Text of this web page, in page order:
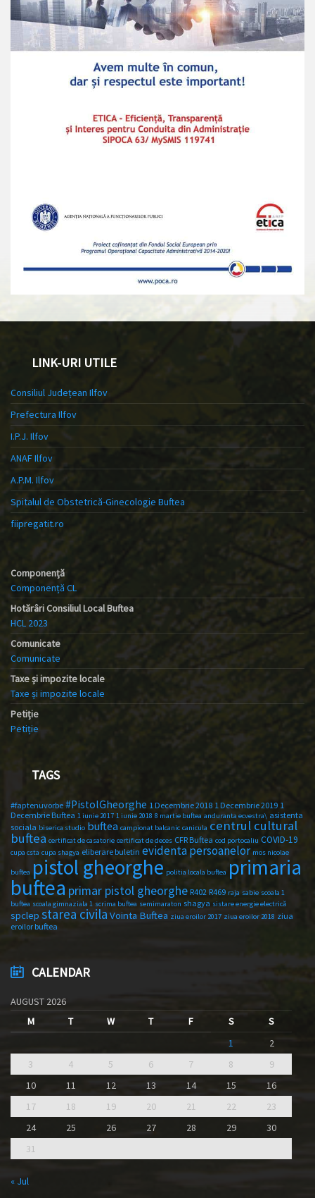
LINK-URI UTILE
Consiliul Județean Ilfov
Prefectura Ilfov
I.P.J. Ilfov
ANAF Ilfov
A.P.M. Ilfov
Spitalul de Obstetrică-Ginecologie Buftea
fiipregatit.ro
Componență
Componență CL
Hotărâri Consiliul Local Buftea
HCL 2023
Comunicate
Comunicate
Taxe și impozite locale
Taxe și impozite locale
Petiție
Petiție
TAGS
#faptenuvorbe #PistolGheorghe 1 Decembrie 2018 1 Decembrie 2019 1
Decembrie Buftea 1 iunie 2017 1 iunie 2018 8 martie buftea anduranta ecvestra\ asistenta
sociala biserica studio buftea campionat balcanic canicula centrul cultural
buftea certificat de casatorie certificat de deces CFR Buftea cod portocaliu COVID-19
cupa csta cupa shagya eliberare buletin evidenta persoanelor mos nicolae
buftea pistol gheorghe politia locala buftea primaria
buftea primar pistol gheorghe R402 R469 raja sabie scoala 1
buftea scoala gimnaziala 1 scrima buftea semimaraton shagya sistare energie electrică
spclep starea civila Vointa Buftea ziua eroilor 2017 ziua eroilor 2018 ziua
eroilor buftea
CALENDAR
AUGUST 2026
M
T W T F S
S
1
2
3
4 5 6 7 8
9
10
11 12 13 14 15
16
17
18 19 20 21 22
23
24
25 26 27 28 29
30
31
« Jul